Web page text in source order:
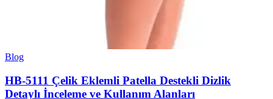
Blog
HB-5111 Çelik Eklemli Patella Destekli Dizlik
Detaylı İnceleme ve Kullanım Alanları